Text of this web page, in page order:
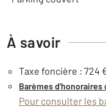
À savoir
Taxe foncière : 724
Barèmes d'honoraires
Pour consulter les